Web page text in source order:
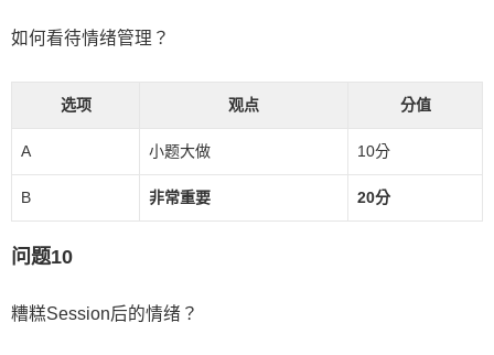
如何看待情绪管理？
选项 观点 分值
A 小题大做 10分
B 非常重要 20分
问题10
糟糕Session后的情绪？